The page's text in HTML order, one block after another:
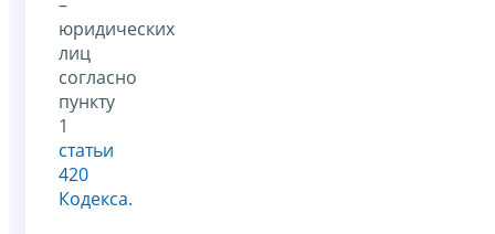
юридических
лиц
согласно
пункту
1
статьи
420
Кодекса.